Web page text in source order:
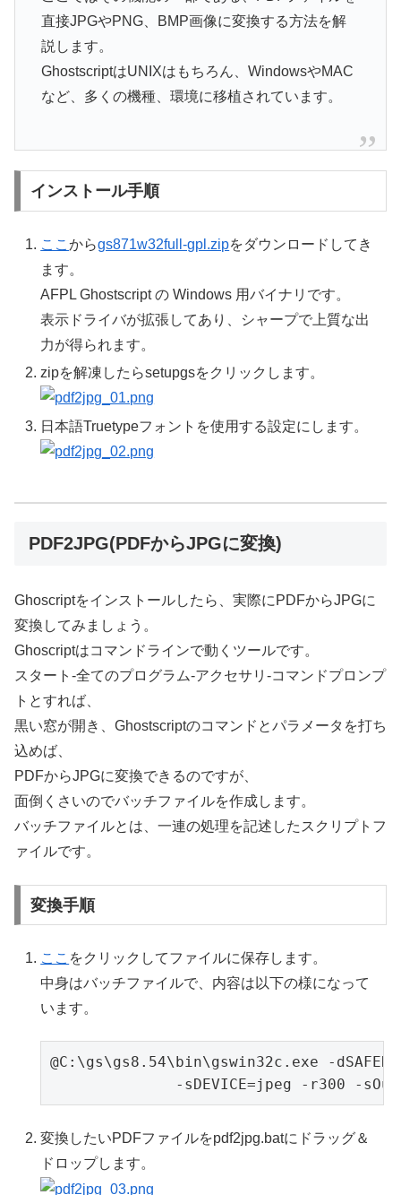
直接JPGやPNG、BMP画像に変換する方法を解
説します。
GhostscriptはUNIXはもちろん、WindowsやMAC
など、多くの機種、環境に移植されています。
インストール手順
ここからgs871w32full-gpl.zipをダウンロードしてき
ます。
AFPL Ghostscript の Windows 用バイナリです。
表示ドライバが拡張してあり、シャープで上質な出
力が得られます。
zipを解凍したらsetupgsをクリックします。
日本語Truetypeフォントを使用する設定にします。
PDF2JPG(PDFからJPGに変換)
Ghoscriptをインストールしたら、実際にPDFからJPGに
変換してみましょう。
Ghoscriptはコマンドラインで動くツールです。
スタート-全てのプログラム-アクセサリ-コマンドプロンプ
トとすれば、
黒い窓が開き、Ghostscriptのコマンドとパラメータを打ち
込めば、
PDFからJPGに変換できるのですが、
面倒くさいのでバッチファイルを作成します。
バッチファイルとは、一連の処理を記述したスクリプトフ
ァイルです。
変換手順
ここ をクリックしてファイルに保存します。
中身はバッチファイルで、内容は以下の様になって
います。
@C:\gs\gs8.54\bin\gswin32c.exe -dSAFER -
-sDEVICE=jpeg -r300 -
変換したいPDFファイルをpdf2jpg.batにドラッグ＆
ドロップします。